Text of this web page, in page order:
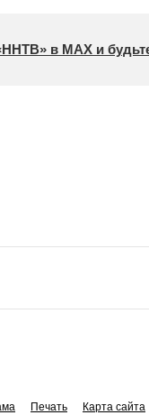
в МАХ и
Печать Карта сайта